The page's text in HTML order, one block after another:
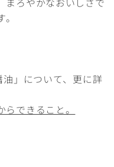
」について、更に詳
らできること。